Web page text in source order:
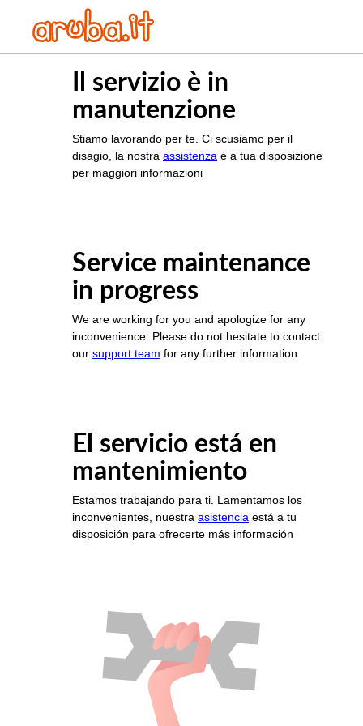
Il servizio è in
manutenzione
Stiamo lavorando per te. Ci scusiamo per il
disagio, la nostra assistenza è a tua disposizione
per maggiori informazioni
Service maintenance
in progress
We are working for you and apologize for any
inconvenience. Please do not hesitate to contact
our support team for any further information
El servicio está en
mantenimiento
Estamos trabajando para ti. Lamentamos los
inconvenientes, nuestra asistencia está a tu
disposición para ofrecerte más información